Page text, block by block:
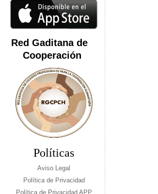
Red Gaditana de
Cooperación
Políticas
Aviso Legal
Política de Privacidad
Política de Privacidad APP